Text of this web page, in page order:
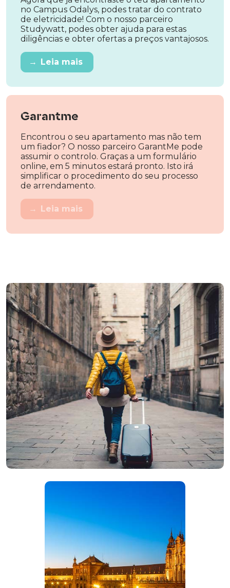
no Campus Odalys, podes tratar do contrato
de eletricidade! Com o nosso parceiro
Studywatt, podes obter ajuda para estas
diligências e obter ofertas a preços vantajosos.
→ Leia mais
Garantme
Encontrou o seu apartamento mas não tem
um fiador? O nosso parceiro GarantMe pode
assumir o controlo. Graças a um formulário
online, em 5 minutos estará pronto. Isto irá
simplificar o procedimento do seu processo
de arrendamento.
→ Leia mais